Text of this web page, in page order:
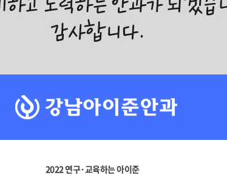
2022 연구·교육하는 아이준